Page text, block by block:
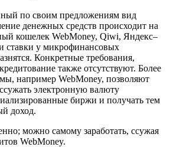
по своим предложениям вид
денежных средств происходит на
кошелек WebMoney, Qiwi, Яндекс–
ставки у микрофинансовых
Конкретные требования,
также отсутствуют. Более
например WebMoney, позволяют
электронную валюту
биржи и получать тем
доход.
можно самому заработать, ссужая
WebMoney.